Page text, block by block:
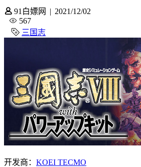
91白嫖网 | 2021/12/02
567
三国志
开发商： KOEI TECMO